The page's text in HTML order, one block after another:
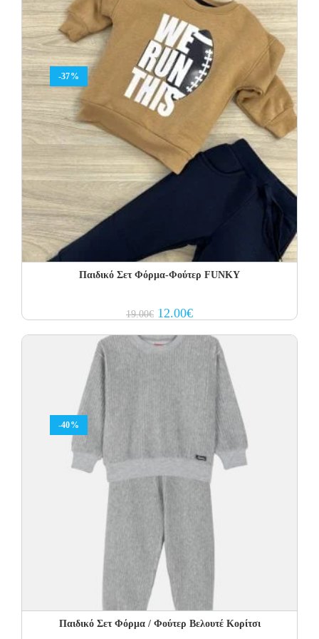
-37%
Παιδικό Σετ Φόρμα-Φούτερ FUNKY
19.00€ Original
price
19.00€.
12.00€Current
price
12.00€.
-40%
Παιδικό Σετ Φόρμα / Φούτερ Βελουτέ Κορίτσι